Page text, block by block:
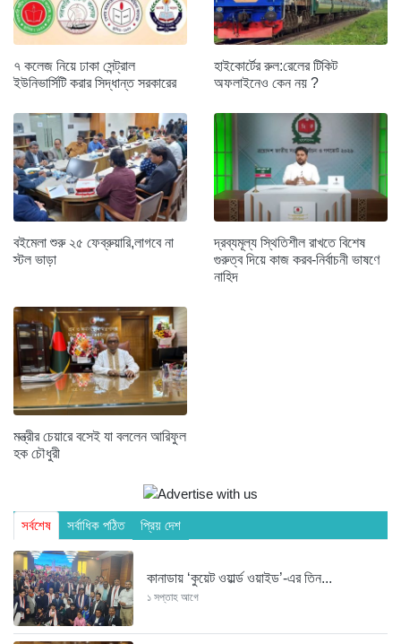
৭ কলেজ নিয়ে ঢাকা সেন্ট্রাল
ইউনিভার্সিটি করার সিদ্ধান্ত সরকারের
হাইকোর্টের রুল:রেলের টিকিট
অফলাইনেও কেন নয় ?
বইমেলা শুরু ২৫ ফেব্রুয়ারি,লাগবে না
স্টল ভাড়া
দ্রব্যমূল্য স্থিতিশীল রাখতে বিশেষ
গুরুত্ব দিয়ে কাজ করব-নির্বাচনী ভাষণে
নাহিদ
মন্ত্রীর চেয়ারে বসেই যা বললেন আরিফুল
হক চৌধুরী
সর্বশেষ সর্বাধিক পঠিত প্রিয় দেশ
কানাডায় ‘কুয়েট ওয়ার্ল্ড ওয়াইড’-এর তিন...
১ সপ্তাহ আগে